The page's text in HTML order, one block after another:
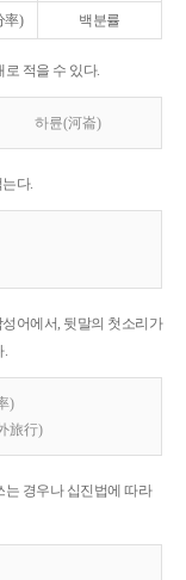
率) 백분률
로 적을 수 있다.
하륜(河崙)
다.
어에서, 뒷말의 첫소리가
.
)
旅行)
는 경우나 십진법에 따라